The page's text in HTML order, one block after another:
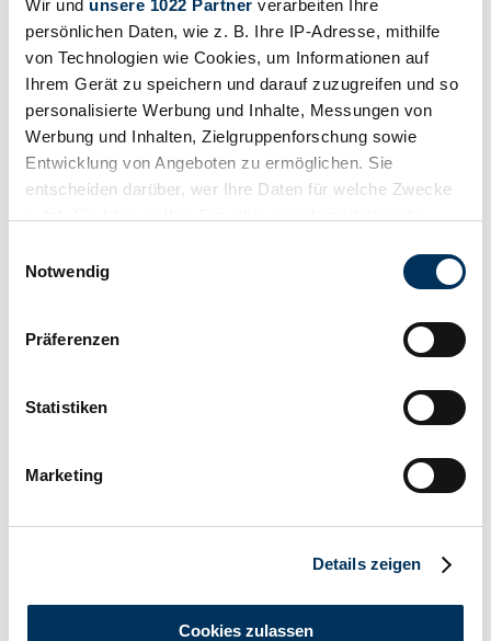
Wir und unsere 1022 Partner verarbeiten Ihre
persönlichen Daten, wie z. B. Ihre IP-Adresse, mithilfe
von Technologien wie Cookies, um Informationen auf
Ihrem Gerät zu speichern und darauf zuzugreifen und so
personalisierte Werbung und Inhalte, Messungen von
Werbung und Inhalten, Zielgruppenforschung sowie
Entwicklung von Angeboten zu ermöglichen. Sie
entscheiden darüber, wer Ihre Daten für welche Zwecke
Trigger Symbol ändern oder widerrufen
Informationen über Ihre geografische Lage
können
bestimmten Merkmalen (Fingerprinting) identifizieren
Erfahren Sie mehr darüber, wie Ihre persönlichen Daten
Notwendig
Präferenzen
Statistiken
Marketing
Details zeigen
Cookies zulassen
Alle Services zu diesem Fahrzeug
1984 | Mercedes-Benz G 500 (lang)